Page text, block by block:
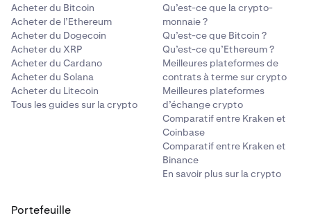
Acheter du Bitcoin
Acheter de l’Ethereum
Acheter du Dogecoin
Acheter du XRP
Acheter du Cardano
Acheter du Solana
Acheter du Litecoin
Tous les guides sur la crypto
Qu’est-ce que la crypto-
monnaie ?
Qu’est-ce que Bitcoin ?
Qu’est-ce qu’Ethereum ?
Meilleures plateformes de
contrats à terme sur crypto
Meilleures plateformes
d’échange crypto
Comparatif entre Kraken et
Coinbase
Comparatif entre Kraken et
Binance
En savoir plus sur la crypto
Portefeuille